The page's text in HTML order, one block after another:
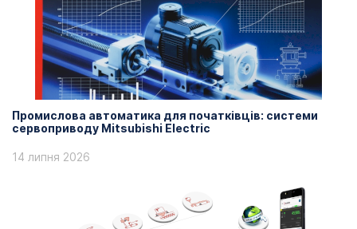
Промислова автоматика для початківців: системи
сервоприводу Mitsubishi Electric
14 липня 2026